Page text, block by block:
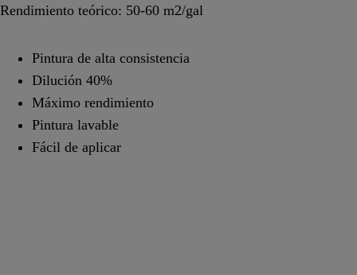
Rendimiento teórico: 50-60 m2/gal
Pintura de alta consistencia
Dilución 40%
Máximo rendimiento
Pintura lavable
Fácil de aplicar